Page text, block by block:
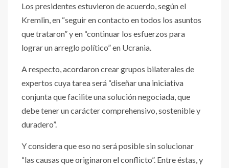
Los presidentes estuvieron de acuerdo, según el
Kremlin, en “seguir en contacto en todos los asuntos
que trataron” y en “continuar los esfuerzos para
lograr un arreglo político” en Ucrania.
A respecto, acordaron crear grupos bilaterales de
expertos cuya tarea será “diseñar una iniciativa
conjunta que facilite una solución negociada, que
debe tener un carácter comprehensivo, sostenible y
duradero”.
Y considera que eso no será posible sin solucionar
“las causas que originaron el conflicto”. Entre éstas, y